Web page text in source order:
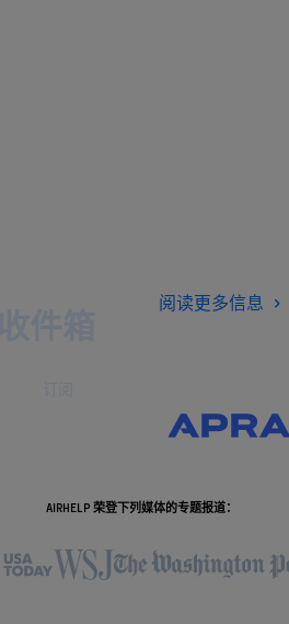
阅读更多信息
AIRHELP 荣登下列媒体的专题报道：